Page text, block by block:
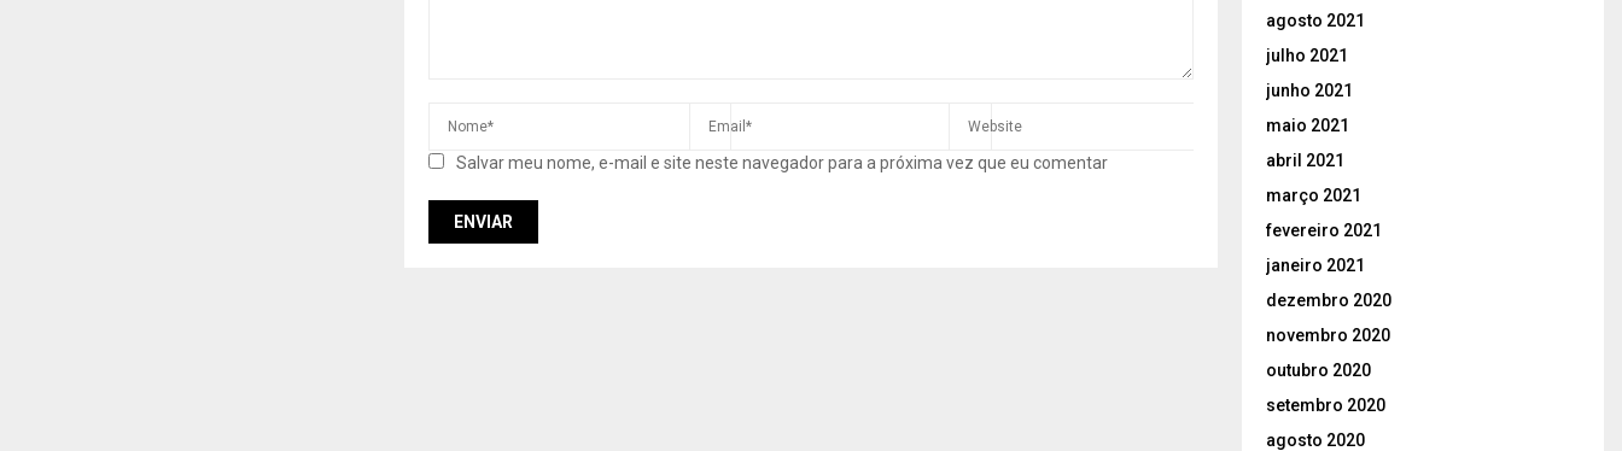
Salvar meu nome, e-mail e site neste navegador para a próxima vez que eu comentar
agosto 2021
julho 2021
junho 2021
maio 2021
abril 2021
março 2021
fevereiro 2021
janeiro 2021
dezembro 2020
novembro 2020
outubro 2020
setembro 2020
agosto 2020